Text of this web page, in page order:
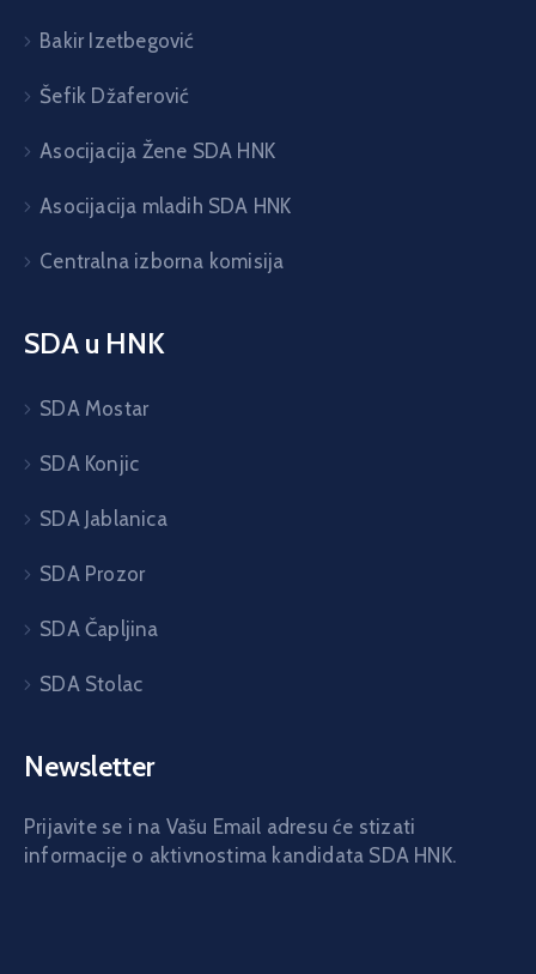
Bakir Izetbegović
Šefik Džaferović
Asocijacija Žene SDA HNK
Asocijacija mladih SDA HNK
Centralna izborna komisija
SDA u HNK
SDA Mostar
SDA Konjic
SDA Jablanica
SDA Prozor
SDA Čapljina
SDA Stolac
Newsletter
Prijavite se i na Vašu Email adresu će stizati
informacije o aktivnostima kandidata SDA HNK.